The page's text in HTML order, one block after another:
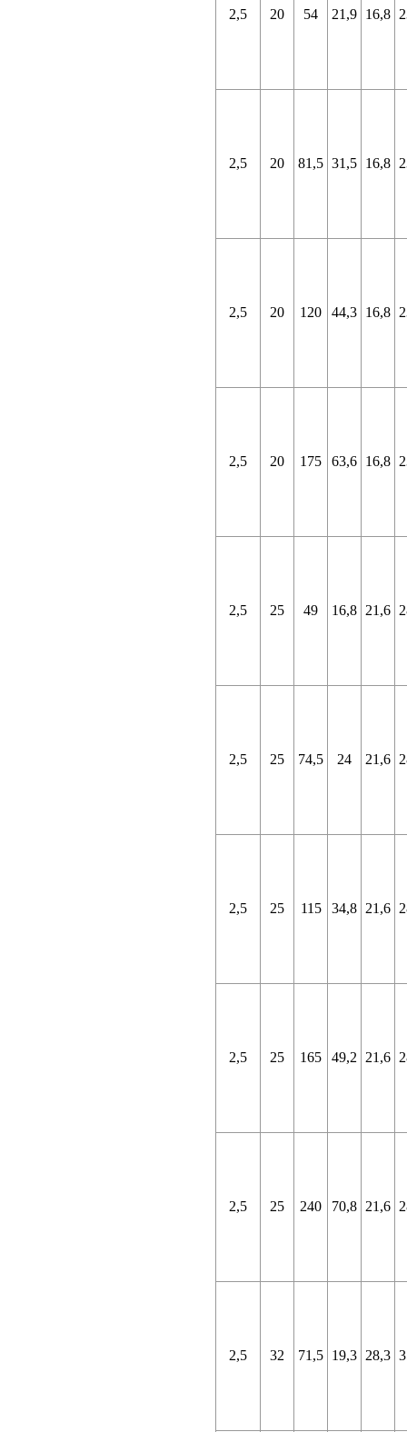
2,5 20 54 21,9 16,8
2,5 20 81,5 31,5 16,8
2,5 20 120 44,3 16,8
2,5 20 175 63,6 16,8
2,5 25 49 16,8 21,6
2,5 25 74,5 24 21,6
2,5 25 115 34,8 21,6
2,5 25 165 49,2 21,6
2,5 25 240 70,8 21,6
2,5 32 71,5 19,3 28,3